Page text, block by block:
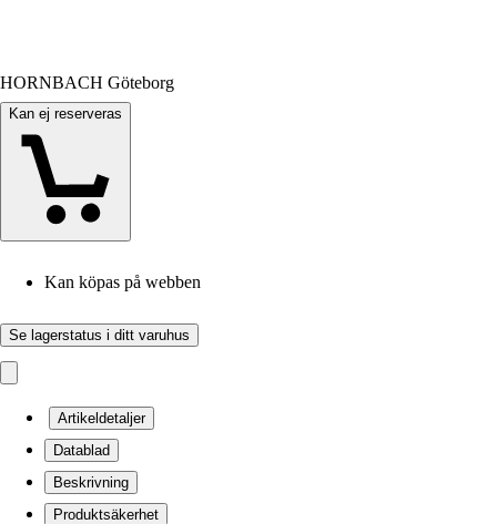
HORNBACH Göteborg
Kan ej reserveras
Kan köpas på webben
Se lagerstatus i ditt varuhus
Artikeldetaljer
Datablad
Beskrivning
Produktsäkerhet